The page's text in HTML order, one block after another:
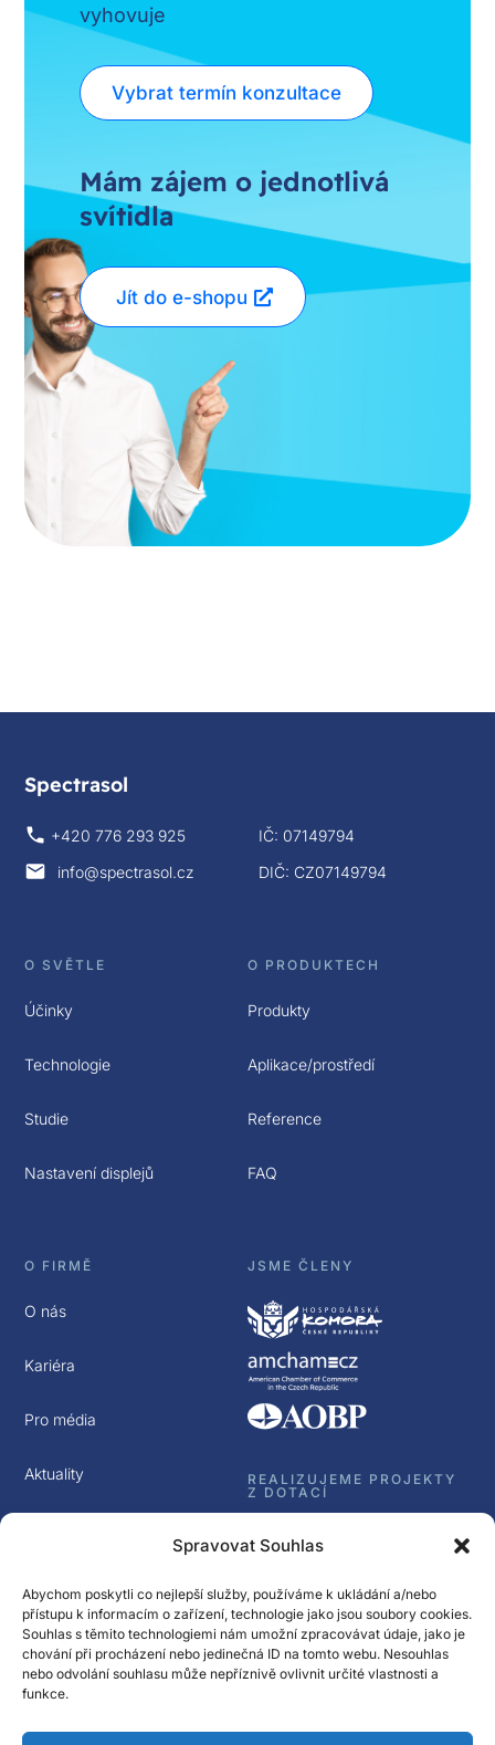
Spravovat Souhlas
Abychom poskytli co nejlepší služby, používáme k ukládání a/nebo
přístupu k informacím o zařízení, technologie jako jsou soubory cookies.
Souhlas s těmito technologiemi nám umožní zpracovávat údaje, jako je
chování při procházení nebo jedinečná ID na tomto webu. Nesouhlas
nebo odvolání souhlasu může nepříznivě ovlivnit určité vlastnosti a
funkce.
vyhovuje
Vybrat termín konzultace
Mám zájem o jednotlivá
svítidla
Jít do e-shopu
Spectrasol
+420 776 293 925
info@spectrasol.cz
IČ: 07149794
DIČ: CZ07149794
O SVĚTLE
Účinky
Technologie
Studie
Nastavení displejů
O PRODUKTECH
Produkty
Aplikace/prostředí
Reference
FAQ
O FIRMĚ
O nás
Kariéra
Pro média
Aktuality
JSME ČLENY
REALIZUJEME PROJEKTY
Z DOTACÍ
Sledujte nás